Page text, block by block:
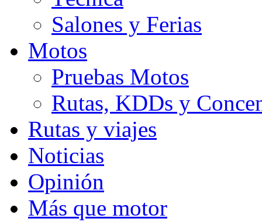
Salones y Ferias
Motos
Pruebas Motos
Rutas, KDDs y
Rutas y viajes
Noticias
Opinión
Más que motor